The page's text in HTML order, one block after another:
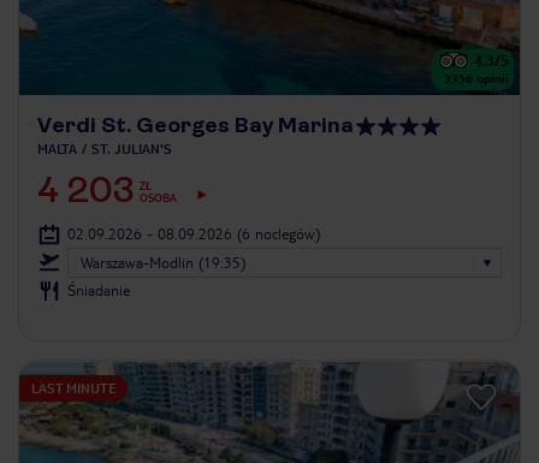
4.3/5
3356 opinii
Verdi St. Georges Bay Marina
MALTA ST. JULIAN'S
4 203 ZŁ
OSOBA
02.09.2026 - 08.09.2026 (6 noclegów)
Warszawa-Modlin (19:35)
Śniadanie
LAST MINUTE